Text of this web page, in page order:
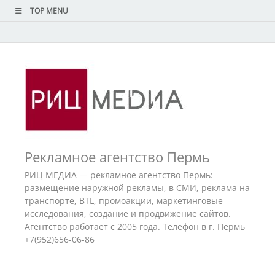
TOP MENU
Рекламное агентство Пермь
РИЦ-МЕДИА — рекламное агентство Пермь:
размещение наружной рекламы, в СМИ, реклама на
транспорте, BTL, промоакции, маркетинговые
исследования, создание и продвижение сайтов.
Агентство работает с 2005 года. Телефон в г. Пермь
+7(952)656-06-86